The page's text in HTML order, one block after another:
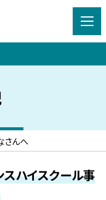
さんへ
ハイスクール事